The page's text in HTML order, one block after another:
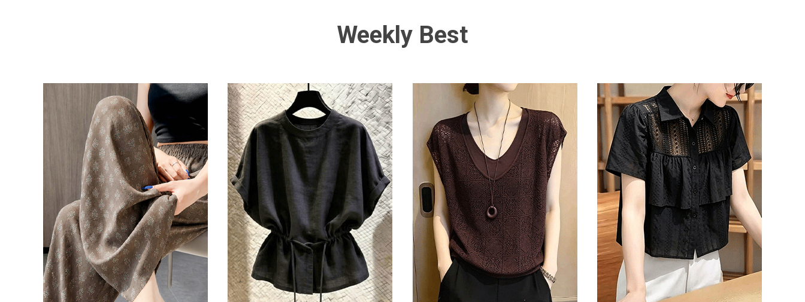
Weekly Best